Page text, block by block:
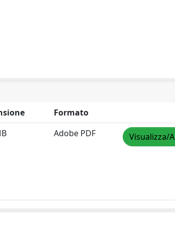
Formato
Adobe PDF Visualizza/